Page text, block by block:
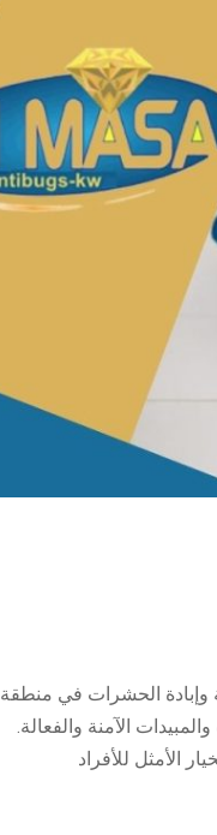
الحشرات في منطقة
الآمنة والفعالة.
الأمثل للأفراد